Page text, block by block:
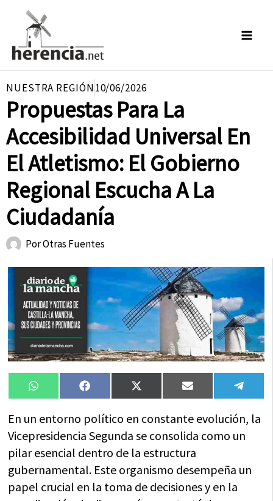
contenido
NUESTRA REGIÓN10/06/2026
Propuestas Para La
Accesibilidad Universal En
El Atletismo: El Gobierno
Regional Escucha A La
Ciudadanía
PorOtras Fuentes
Compartir
en
WhatsAppCompartir
en
FacebookCompartir
en
X
(Twitter)
Compartir
en
Email
en
En un entorno político en constante evolución, la
Vicepresidencia Segunda se consolida como un
pilar esencial dentro de la estructura
gubernamental. Este organismo desempeña un
papel crucial en la toma de decisiones y en la